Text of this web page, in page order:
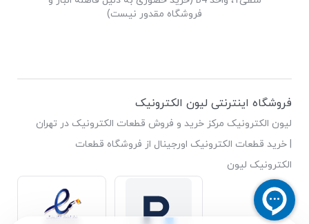
فروشگاه مقدور نیست)
فروشگاه اینترنتی لیون الکترونیک
لیون الکترونیک مرکز خرید و فروش قطعات الکترونیک در تهران
| خرید قطعات الکترونیک اورجینال از فروشگاه قطعات
الکترونیک لیون